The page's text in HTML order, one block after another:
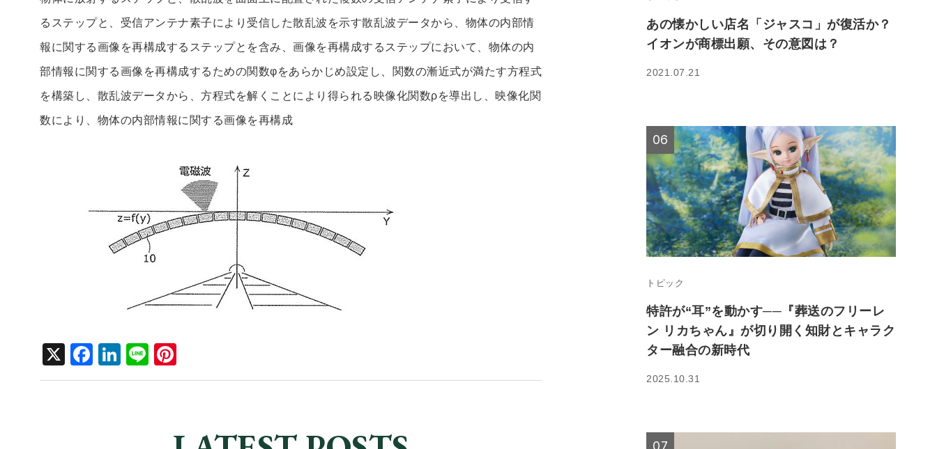
るステップと、受信アンテナ素子により受信した散乱波を示す散乱波データから、物体の内部情
報に関する画像を再構成するステップとを含み、画像を再構成するステップにおいて、物体の内
部情報に関する画像を再構成するための関数φをあらかじめ設定し、関数の漸近式が満たす方程式
を構築し、散乱波データから、方程式を解くことにより得られる映像化関数ρを導出し、映像化関
数により、物体の内部情報に関する画像を再構成
X
F
a
Li
n
Li
n nt
st
あの懐かしい店名「ジャスコ」が復活か？
イオンが商標出願、その意図は？
2021.07.21
トピック
特許が“耳”を動かす──『葬送のフリーレ
ン リカちゃん』が切り開く知財とキャラク
ター融合の新時代
2025.10.31